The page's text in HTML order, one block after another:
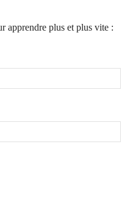
apprendre plus et plus vite :